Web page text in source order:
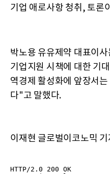
기업 애로사항 청취, 토론
박노용 유유제약 대표이
기업지원 시책에 대한 기
역경제 활성화에 앞장서
다"고 말했다.
이재현 글로벌이코노믹